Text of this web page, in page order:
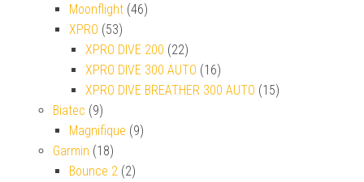
Moonflight (46)
XPRO (53)
XPRO DIVE 200 (22)
XPRO DIVE 300 AUTO (16)
XPRO DIVE BREATHER 300 AUTO (15)
Biatec (9)
Magnifique (9)
Garmin (18)
Bounce 2 (2)